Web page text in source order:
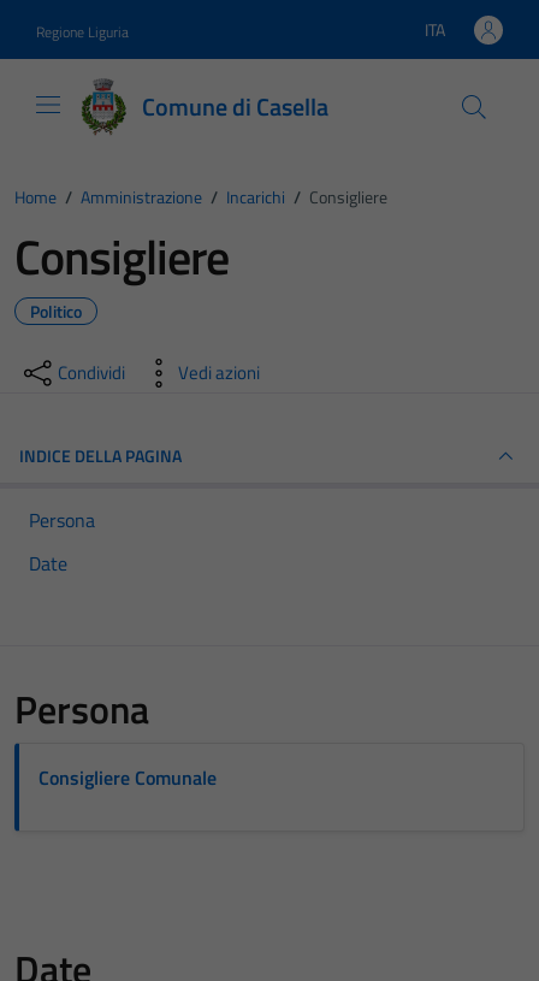
Regione Liguria Lingua attiva:
ITA
Comune di Casella
Home / Amministrazione / Incarichi / Consigliere
Consigliere
Politico
Condividi Vedi azioni
INDICE DELLA PAGINA
Persona
Date
Persona
Consigliere Comunale
Date